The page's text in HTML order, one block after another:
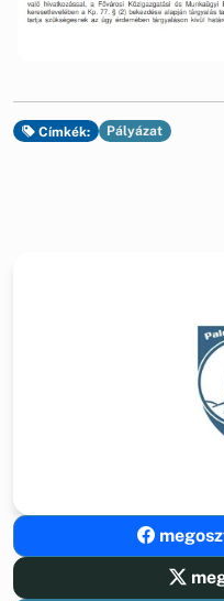
Címkék: Pályázat